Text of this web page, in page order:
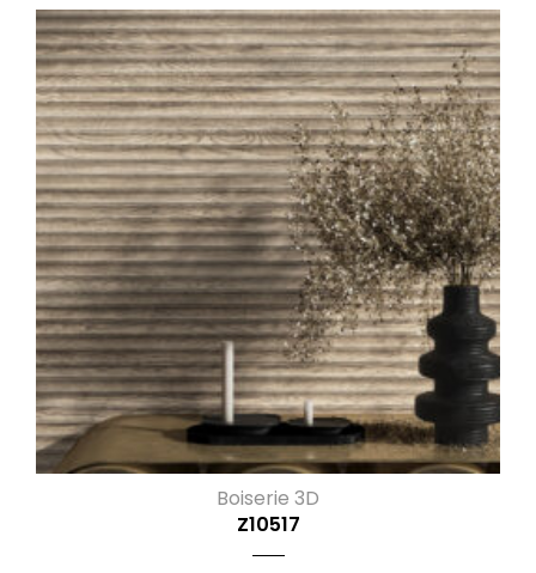
Boiserie 3D
Z10517